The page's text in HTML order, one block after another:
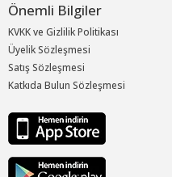
Önemli Bilgiler
KVKK ve Gizlilik Politikası
Üyelik Sözleşmesi
Satış Sözleşmesi
Katkıda Bulun Sözleşmesi